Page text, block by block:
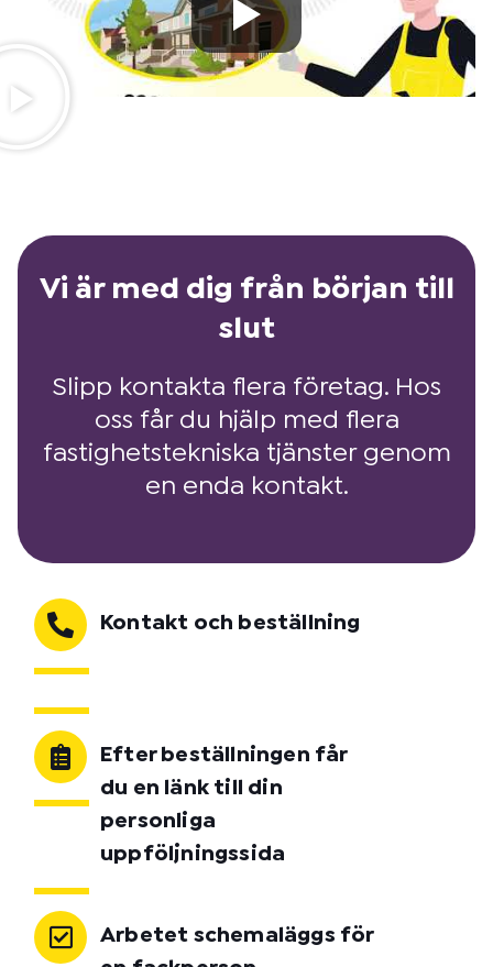
Vi är med dig från början till
slut
Slipp kontakta flera företag. Hos
oss får du hjälp med flera
fastighetstekniska tjänster genom
en enda kontakt.
Kontakt och beställning
Efter beställningen får
du en länk till din
personliga
uppföljningssida
Arbetet schemaläggs för